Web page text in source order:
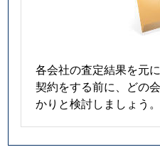
各会社の査定結果を元
契約をする前に、どの
かりと検討しましょう。